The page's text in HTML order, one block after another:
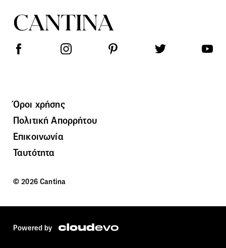
Όροι χρήσης
Πολιτική Απορρήτου
Επικοινωνία
Ταυτότητα
© 2026 Cantina
Powered by